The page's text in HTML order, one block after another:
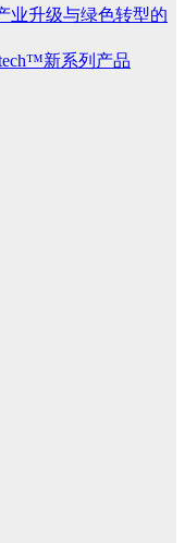
业升级与绿色转型的
新系列产品